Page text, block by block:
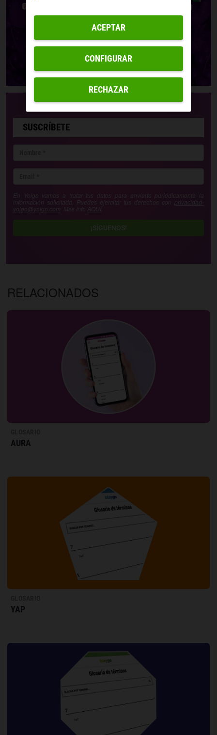
SUSCRÍBETE
En Yoigo vamos a tratar tus datos para enviarte periódicamente la
información solicitada. Puedes ejercitar tus derechos con privacidad-
yoigo@yoigo.com . Más Info AQUÍ
¡SÍGUENOS!
RELACIONADOS
AURA
YAP
RECHAZAR
ACEPTAR
CONFIGURAR